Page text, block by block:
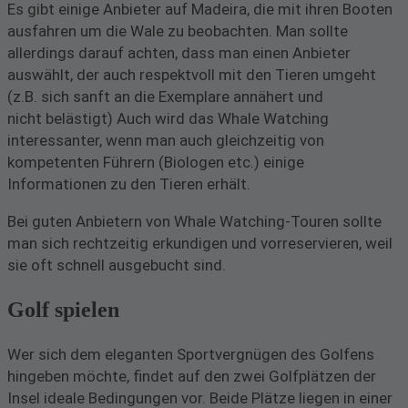
Es gibt einige Anbieter auf Madeira, die mit ihren Booten
ausfahren um die Wale zu beobachten. Man sollte
allerdings darauf achten, dass man einen Anbieter
auswählt, der auch respektvoll mit den Tieren umgeht
(z.B. sich sanft an die Exemplare annähert und
nicht belästigt) Auch wird das Whale Watching
interessanter, wenn man auch gleichzeitig von
kompetenten Führern (Biologen etc.) einige
Informationen zu den Tieren erhält.
Bei guten Anbietern von Whale Watching-Touren sollte
man sich rechtzeitig erkundigen und vorreservieren, weil
sie oft schnell ausgebucht sind.
Golf spielen
Wer sich dem eleganten Sportvergnügen des Golfens
hingeben möchte, findet auf den zwei Golfplätzen der
Insel ideale Bedingungen vor. Beide Plätze liegen in einer